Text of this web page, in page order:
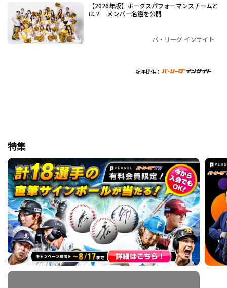
【2026年版】ホークスパフォーマンスチームと
は？ メンバー名鑑を公開
パ・リーグ インサイト
記事提供：
特集